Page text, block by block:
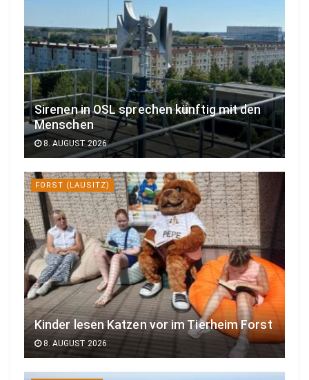
Sirenen in OSL sprechen künftig mit den
Menschen
8. AUGUST 2026
FORST (LAUSITZ)
Kinder lesen Katzen vor im Tierheim Forst
8. AUGUST 2026